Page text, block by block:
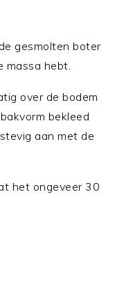
gesmolten boter
massa hebt.
over de bodem
bekleed
aan met de
het ongeveer 30